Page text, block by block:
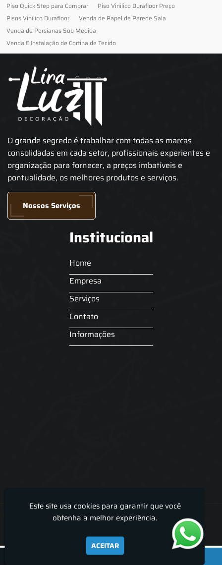
Piso Quick Step para Comprar
Piso Vinilico Durafloor Preço
Pisos Vinilico Durafloor
Venda de Papel de Parede Sala
Venda de Persianas Sob Medida
Venda E Instalação de Cortina de Tecido
O grande segredo é trabalhar com todas as marcas
consolidadas em cada setor, profissionais experientes e
organização para fornecer, a preços imbatíveis e
pontualidade, os melhores produtos e serviços.
Nossos Serviços
Institucional
Home
Empresa
Serviços
Contato
Informações
Lira Luz Decor - Cortinas sob medidas e persianas
Este site usa cookies para garantir que você
obtenha a melhor experiência.
ACEITAR